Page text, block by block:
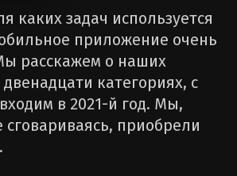
каких задач используется
приложение очень
расскажем о наших
категориях, с
в 2021-й год. Мы,
сговариваясь, приобрели